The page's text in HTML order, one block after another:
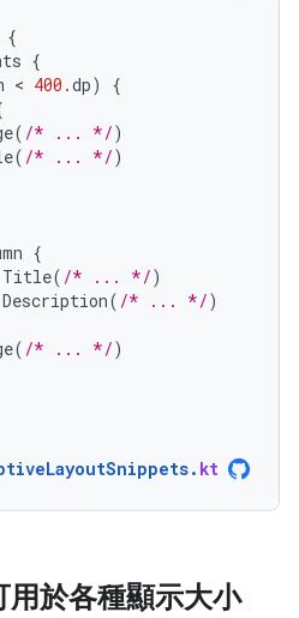
{
{
< 400.dp)
{
( /* ... */)
( /* ... */)
{
Title( /* ... */)
Description( /* ... */)
( /* ... */)
. kt
於各種顯示大小